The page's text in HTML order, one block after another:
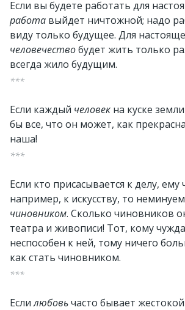
Если вы будете работать для
работа выйдет ничтожной; надо
виду только будущее. Для
человечествобудет жить только
всегда жило будущим.
***
Если каждый человек на куске
бы все, что он может, как
наша!
***
Если кто присасывается к делу, ему
например, к искусству, то
чиновником. Сколько чиновников
театра и живописи! Тот, кому
неспособен к ней, тому ничего
как стать чиновником.
***
Еслилюбовьчасто бывает